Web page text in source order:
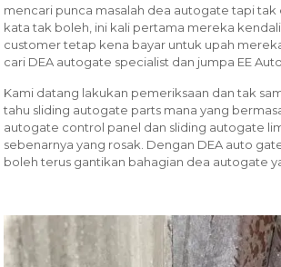
mencari punca masalah dea autogate tapi tak
kata tak boleh, ini kali pertama mereka
customer tetap kena bayar untuk upah
cari DEA autogate specialist dan jumpa EE
Kami datang lakukan pemeriksaan dan tak
tahu sliding autogate parts mana yang
autogate control panel dan sliding autogate
sebenarnya yang rosak. Dengan DEA auto
boleh terus gantikan bahagian dea autogate